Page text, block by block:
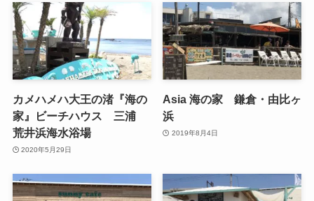
カメハメハ大王の渚『海の
家』ビーチハウス 三浦
荒井浜海水浴場
2020年5月29日
Asia 海の家 鎌倉・由比ヶ
浜
2019年8月4日